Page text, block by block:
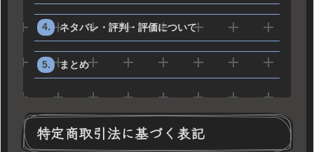
ネタバレ・評判・評価について
まとめ
特定商取引法に基づく表記